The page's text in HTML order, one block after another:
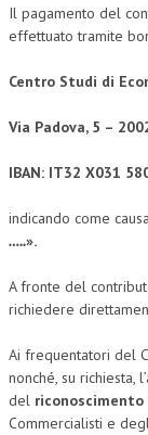
Il pagamento del
effettuato tramite
Centro Studi di
Via Padova, 5 –
IBAN: IT32 X031
indicando come
…..».
A fronte del
richiedere
Ai frequentatori del
nonché, su richiesta,
del riconoscimento
Commercialisti e